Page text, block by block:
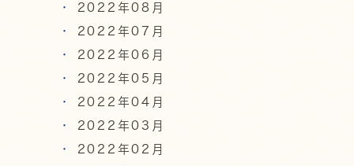
2022年08月
2022年07月
2022年06月
2022年05月
2022年04月
2022年03月
2022年02月